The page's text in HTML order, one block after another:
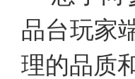
品台玩家
理的品质